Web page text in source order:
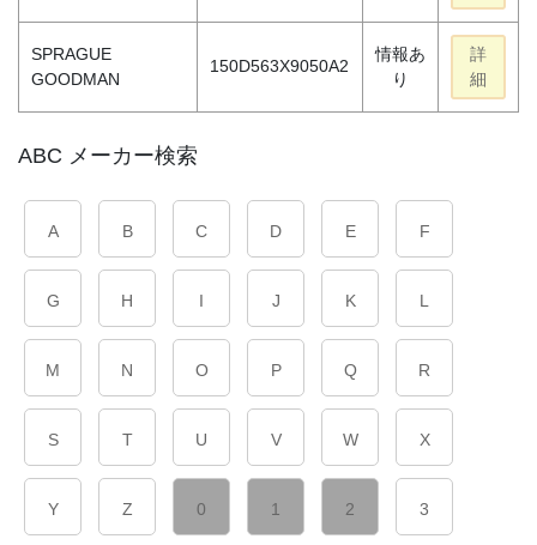
SPRAGUE
GOODMAN
150D563X9050A2
情報あ
り
詳
細
ABC メーカー検索
A B C D E F
G H I J K L
M N O P Q R
S T U V W X
Y Z 0 1 2 3